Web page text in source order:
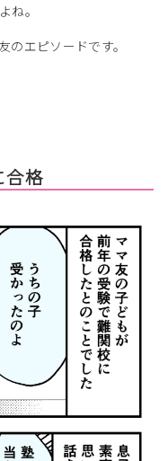
ね。
エピソードです。
合格